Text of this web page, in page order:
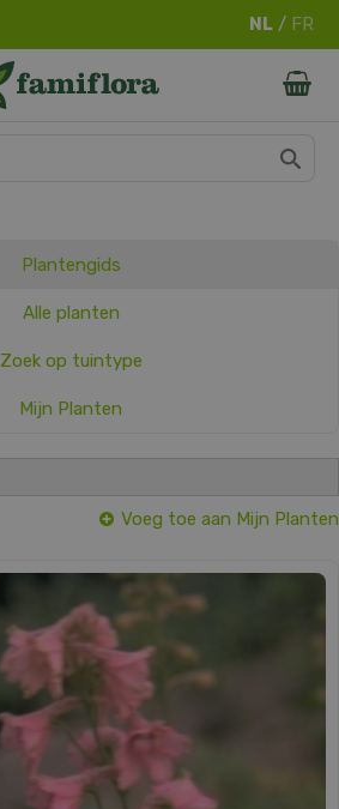
Plantengids
Alle planten
Zoek op tuintype
Mijn Planten
Voeg toe aan Mijn Planten